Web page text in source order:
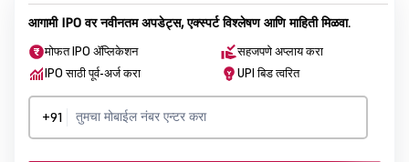
आगामी IPO वर नवीनतम अपडेट्स, एक्स्पर्ट विश्लेषण आणि माहिती मिळवा.
मोफत IPO ॲप्लिकेशन
सहजपणे अप्लाय करा
IPO साठी पूर्व-अर्ज करा
UPI बिड त्वरित
+91